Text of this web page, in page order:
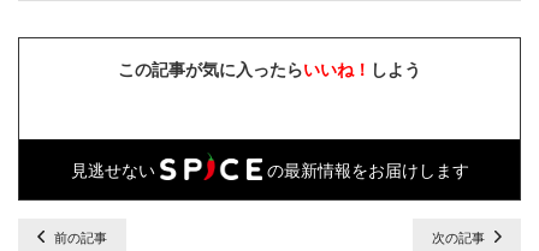
この記事が気に入ったらいいね！ しよう
見逃せない の最新情報をお届けします
前の記事 次の記事